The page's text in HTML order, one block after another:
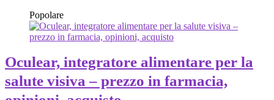
Popolare
Oculear, integratore alimentare per la
salute visiva – prezzo in farmacia,